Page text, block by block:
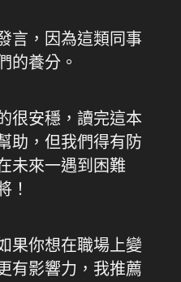
言，因為這類同事
的養分。
很安穩，讀完這本
助，但我們得有防
未來一遇到困難
！
果你想在職場上變
有影響力，我推薦